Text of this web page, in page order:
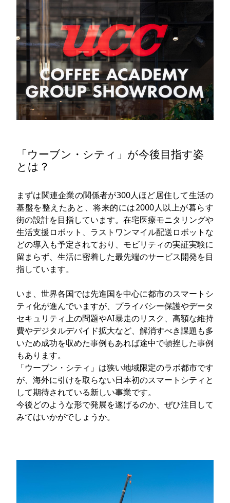
「ウーブン・シティ」が今後目指す姿
とは？
まずは関連企業の関係者が300人ほど居住して生活の
基盤を整えたあと、将来的には2000人以上が暮らす
街の設計を目指しています。在宅医療モニタリングや
生活支援ロボット、ラストワンマイル配送ロボットな
どの導入も予定されており、モビリティの実証実験に
留まらず、生活に密着した最先端のサービス開発を目
指しています。
いま、世界各国では先進国を中心に都市のスマートシ
ティ化が進んでいますが、プライバシー保護やデータ
セキュリティ上の問題やAI暴走のリスク、高額な維持
費やデジタルデバイド拡大など、解消すべき課題も多
いため成功を収めた事例もあれば途中で頓挫した事例
もあります。
「ウーブン・シティ」は狭い地域限定のラボ都市です
が、海外に引けを取らない日本初のスマートシティと
して期待されている新しい事業です。
今後どのような形で発展を遂げるのか、ぜひ注目して
みてはいかがでしょうか。